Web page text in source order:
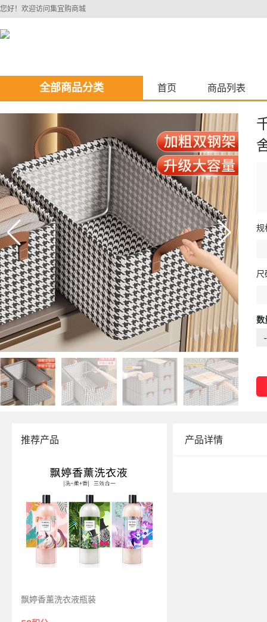
您好！欢迎访问集宜购商城
全部商品分类 首页 商品列表
规
尺
数
-
推荐产品
飘婷香薰洗衣液瓶装
产品详情